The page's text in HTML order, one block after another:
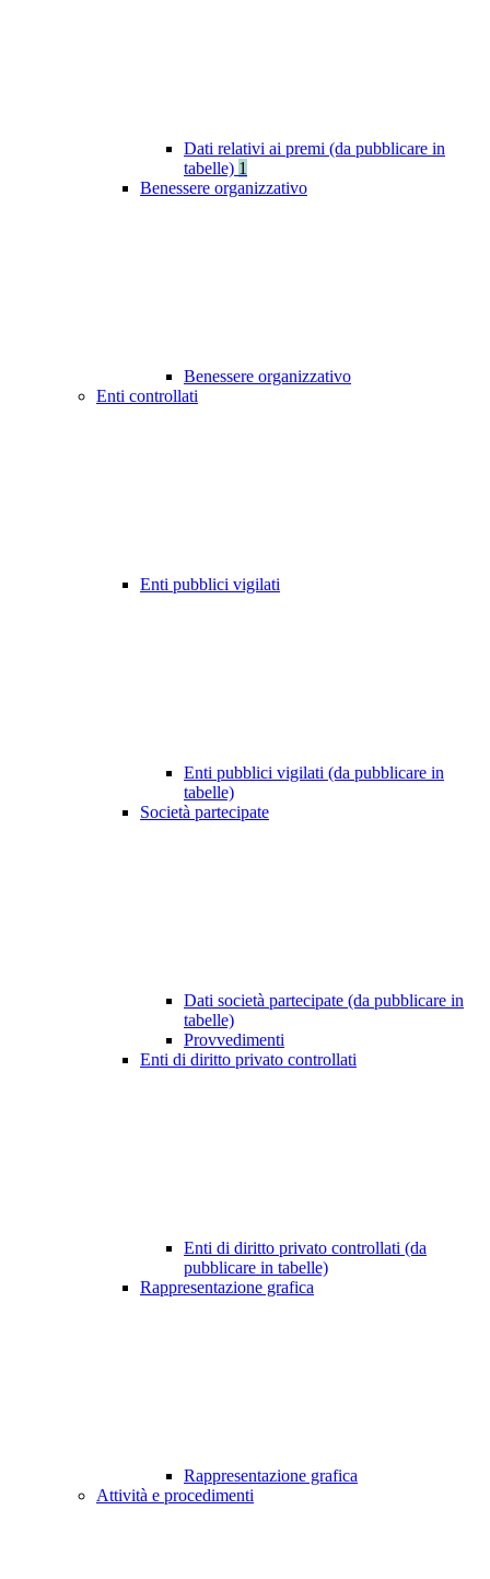
Dati relativi ai premi (da pubblicare in
tabelle) 1
Benessere organizzativo
Benessere organizzativo
Enti controllati
Enti pubblici vigilati
Enti pubblici vigilati (da pubblicare in
tabelle)
Società partecipate
Dati società partecipate (da pubblicare in
tabelle)
Provvedimenti
Enti di diritto privato controllati
Enti di diritto privato controllati (da
pubblicare in tabelle)
Rappresentazione grafica
Rappresentazione grafica
Attività e procedimenti